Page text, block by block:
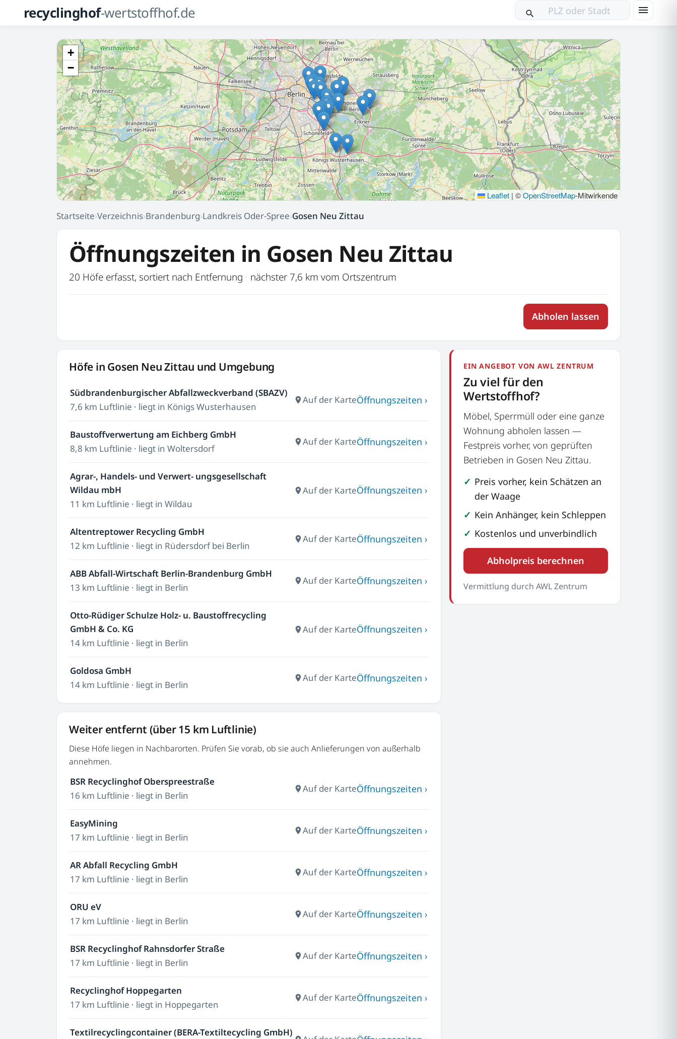
recyclinghof-wertstoffhof.de
+
−
Leaflet | ©OpenStreetMap-Mitwirkende
Startseite›Verzeichnis›Brandenburg›Landkreis Oder-Spree›Gosen Neu Zittau
Öffnungszeiten in Gosen Neu Zittau
20 Höfe erfasst, sortiert nach Entfernung · nächster 7,6 km vom Ortszentrum
Abholen lassen
Höfe in Gosen Neu Zittau und Umgebung
Südbrandenburgischer Abfallzweckverband (SBAZV)
7,6 km Luftlinie · liegt in Königs Wusterhausen
Auf der KarteÖffnungszeiten ›
Baustoffverwertung am Eichberg GmbH
8,8 km Luftlinie · liegt in Woltersdorf
Auf der KarteÖffnungszeiten ›
Agrar-, Handels- und Verwert- ungsgesellschaft
Wildau mbH
11 km Luftlinie · liegt in Wildau
Auf der KarteÖffnungszeiten ›
Altentreptower Recycling GmbH
12 km Luftlinie · liegt in Rüdersdorf bei Berlin
Auf der KarteÖffnungszeiten ›
ABB Abfall-Wirtschaft Berlin-Brandenburg GmbH
13 km Luftlinie · liegt in Berlin
Auf der KarteÖffnungszeiten ›
Otto-Rüdiger Schulze Holz- u. Baustoffrecycling
GmbH & Co. KG
14 km Luftlinie · liegt in Berlin
Auf der KarteÖffnungszeiten ›
Goldosa GmbH
14 km Luftlinie · liegt in Berlin
Auf der KarteÖffnungszeiten ›
Weiter entfernt (über 15 km Luftlinie)
Diese Höfe liegen in Nachbarorten. Prüfen Sie vorab, ob sie auch Anlieferungen von außerhalb
annehmen.
BSR Recyclinghof Oberspreestraße
16 km Luftlinie · liegt in Berlin
Auf der KarteÖffnungszeiten ›
EasyMining
17 km Luftlinie · liegt in Berlin
Auf der KarteÖffnungszeiten ›
AR Abfall Recycling GmbH
17 km Luftlinie · liegt in Berlin
Auf der KarteÖffnungszeiten ›
ORU eV
17 km Luftlinie · liegt in Berlin
Auf der KarteÖffnungszeiten ›
BSR Recyclinghof Rahnsdorfer Straße
17 km Luftlinie · liegt in Berlin
Auf der KarteÖffnungszeiten ›
Recyclinghof Hoppegarten
17 km Luftlinie · liegt in Hoppegarten
Auf der KarteÖffnungszeiten ›
Textilrecyclingcontainer (BERA-Textiltecycling GmbH)
EIN ANGEBOT VON AWL ZENTRUM
Zu viel für den
Wertstoffhof?
Möbel, Sperrmüll oder eine ganze
Wohnung abholen lassen —
Festpreis vorher, von geprüften
Betrieben in Gosen Neu Zittau.
Preis vorher, kein Schätzen an
der Waage
Kein Anhänger, kein Schleppen
Kostenlos und unverbindlich
Abholpreis berechnen
Vermittlung durch AWL Zentrum